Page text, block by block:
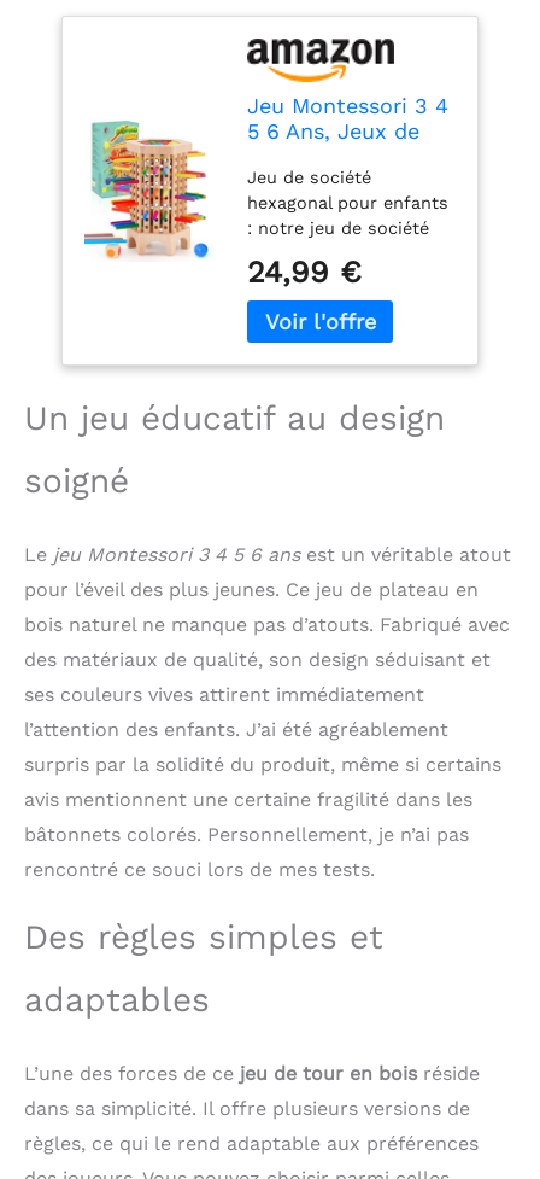
Jeu Montessori 3 4
5 6 Ans, Jeux de
avec 36 Bâtonnets
Colorés et Dés,
Jeux de Tour en
Bois pour Garçons
Filles 3 Ans, Jeu de
Famille Éducatif de
Voyage
Jeu de société
hexagonal pour enfants
: notre jeu de société
de la tour penchée de
Pise et du jeu de
société traditionnel. Des
utilisés pour construire
des modèles qui
3 ans, offre de la place
pour 1 à 6 joueurs et
travail d'équipe et la
compétition Jeux en
bois pour enfants à
le jeu de société
Montessori est fabriqué
haute qualité et en
peinture à l'eau sûre,
sans odeur et sans
une durée de vie plus
Mikado Jouets
3, 4, 5 ans : les
baguettes de comptage
24,99 €
Un jeu éducatif au design
soigné
Le jeu Montessori 3 4 5 6 ansest un véritable atout
pour l’éveil des plus jeunes. Ce jeu de plateau en
bois naturel ne manque pas d’atouts. Fabriqué avec
des matériaux de qualité, son design séduisant et
ses couleurs vives attirent immédiatement
l’attention des enfants. J’ai été agréablement
surpris par la solidité du produit, même si certains
avis mentionnent une certaine fragilité dans les
bâtonnets colorés. Personnellement, je n’ai pas
rencontré ce souci lors de mes tests.
Des règles simples et
adaptables
L’une des forces de ce jeu de tour en bois réside
dans sa simplicité. Il offre plusieurs versions de
règles, ce qui le rend adaptable aux préférences